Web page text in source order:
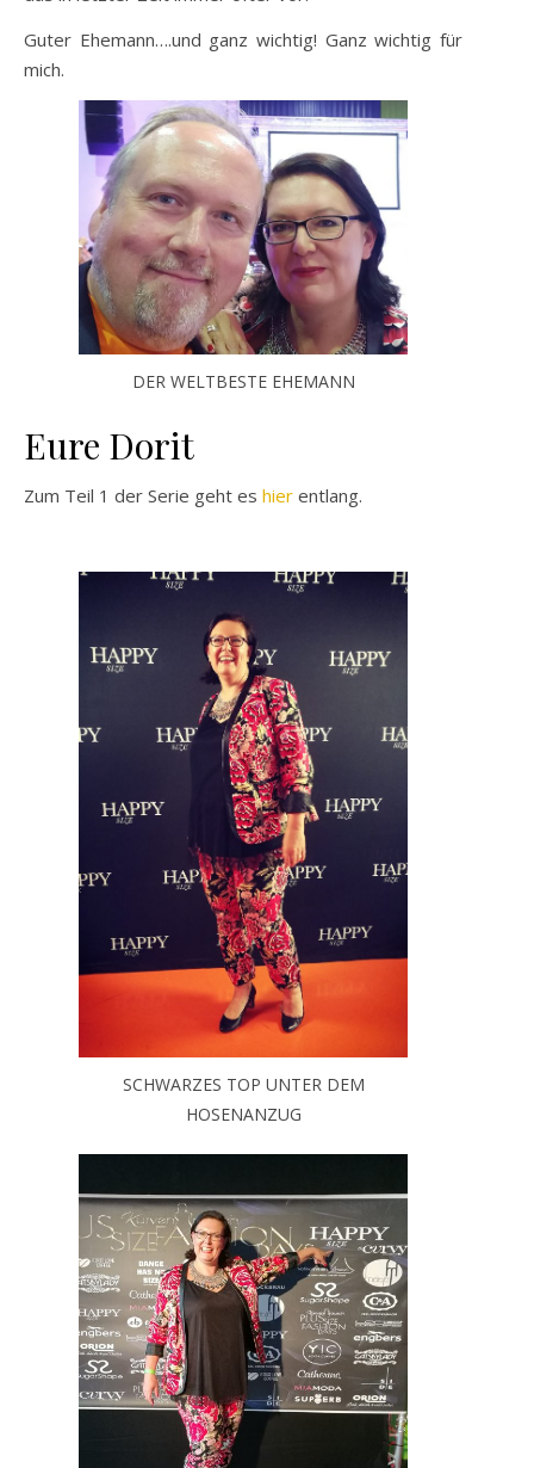
Guter Ehemann….und ganz wichtig! Ganz wichtig für
mich.
DER WELTBESTE EHEMANN
Eure Dorit
Zum Teil 1 der Serie geht es hier entlang.
SCHWARZES TOP UNTER DEM
HOSENANZUG